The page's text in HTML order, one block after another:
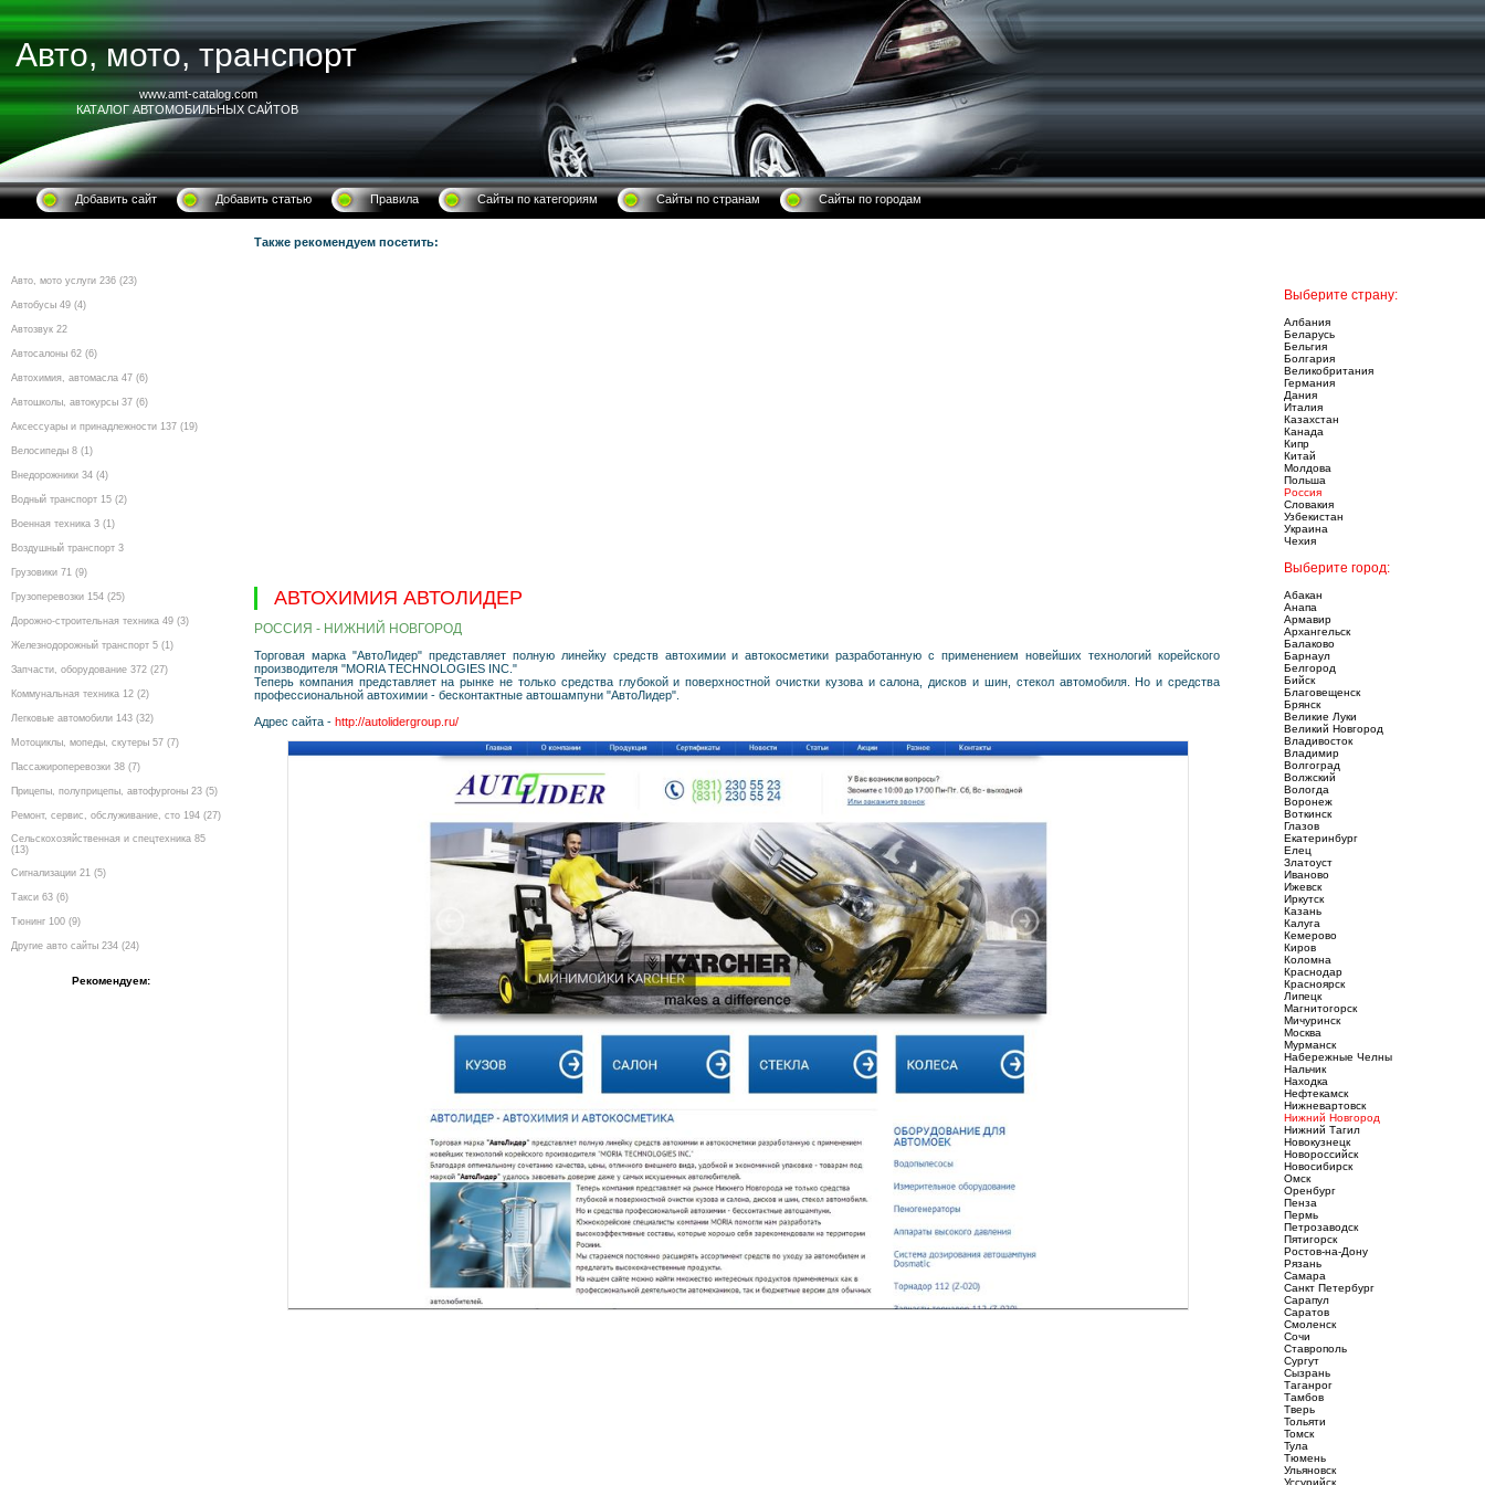
Авто, мото, транспорт
www.amt-catalog.com
КАТАЛОГ АВТОМОБИЛЬНЫХ САЙТОВ
Добавить сайт Добавить статью Правила Сайты по категориям Сайты по странам Сайты по городам
Авто, мото услуги 236 (23)
Автобусы 49 (4)
Автозвук 22
Автосалоны 62 (6)
Автохимия, автомасла 47 (6)
Автошколы, автокурсы 37 (6)
Аксессуары и принадлежности 137 (19)
Велосипеды 8 (1)
Внедорожники 34 (4)
Водный транспорт 15 (2)
Военная техника 3 (1)
Воздушный транспорт 3
Грузовики 71 (9)
Грузоперевозки 154 (25)
Дорожно-строительная техника 49 (3)
Железнодорожный транспорт 5 (1)
Запчасти, оборудование 372 (27)
Коммунальная техника 12 (2)
Легковые автомобили 143 (32)
Мотоциклы, мопеды, скутеры 57 (7)
Пассажироперевозки 38 (7)
Прицепы, полуприцепы, автофургоны 23 (5)
Ремонт, сервис, обслуживание, сто 194 (27)
Сельскохозяйственная и спецтехника 85
(13)
Сигнализации 21 (5)
Такси 63 (6)
Тюнинг 100 (9)
Другие авто сайты 234 (24)
Рекомендуем:
Также рекомендуем посетить:
АВТОХИМИЯ АВТОЛИДЕР
РОССИЯ - НИЖНИЙ НОВГОРОД
Торговая марка "АвтоЛидер" представляет полную линейку средств автохимии и автокосметики разработанную с применением новейших технологий корейского
производителя "MORIA TECHNOLOGIES INC."
Теперь компания представляет на рынке не только средства глубокой и поверхностной очистки кузова и салона, дисков и шин, стекол автомобиля. Но и средства
профессиональной автохимии - бесконтактные автошампуни "АвтоЛидер".
Адрес сайта - http://autolidergroup.ru/
Выберите страну:
Албания
Беларусь
Бельгия
Болгария
Великобритания
Германия
Дания
Италия
Казахстан
Канада
Кипр
Китай
Молдова
Польша
Россия
Словакия
Узбекистан
Украина
Чехия
Выберите город:
Абакан
Анапа
Армавир
Архангельск
Балаково
Барнаул
Белгород
Бийск
Благовещенск
Брянск
Великие Луки
Великий Новгород
Владивосток
Владимир
Волгоград
Волжский
Вологда
Воронеж
Воткинск
Глазов
Екатеринбург
Елец
Златоуст
Иваново
Ижевск
Иркутск
Казань
Калуга
Кемерово
Киров
Коломна
Краснодар
Красноярск
Липецк
Магнитогорск
Мичуринск
Москва
Мурманск
Набережные Челны
Нальчик
Находка
Нефтекамск
Нижневартовск
Нижний Новгород
Нижний Тагил
Новокузнецк
Новороссийск
Новосибирск
Омск
Оренбург
Пенза
Пермь
Петрозаводск
Пятигорск
Ростов-на-Дону
Рязань
Самара
Санкт Петербург
Сарапул
Саратов
Смоленск
Сочи
Ставрополь
Сургут
Сызрань
Таганрог
Тамбов
Тверь
Тольяти
Томск
Тула
Тюмень
Ульяновск
Уссурийск